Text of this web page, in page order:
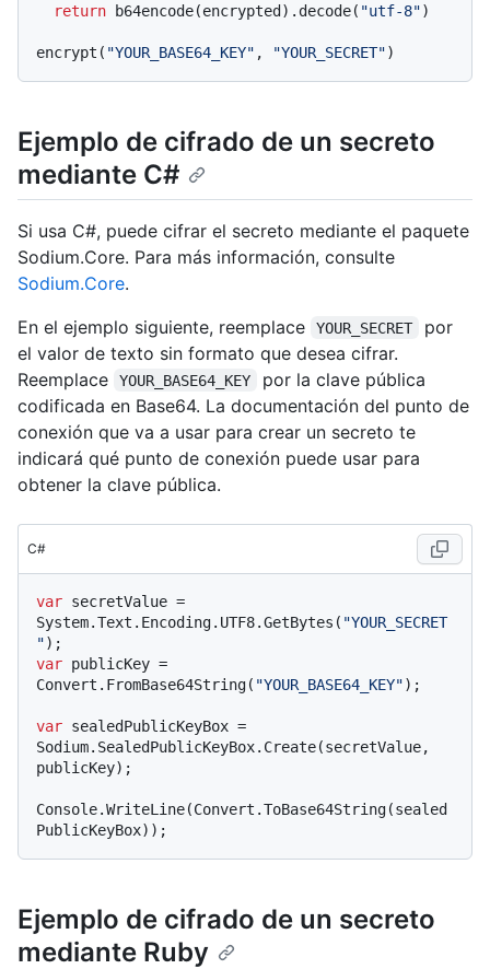
return b64encode(encrypted).decode( "utf-8")
encrypt( "YOUR_BASE64_KEY" , "YOUR_SECRET"
Ejemplo de cifrado de un secreto
mediante C#
Si usa C#, puede cifrar el secreto mediante el paquete
Sodium.Core. Para más información, consulte
Sodium.Core.
En el ejemplo siguiente, reemplace
YOUR_SECRET
por
el valor de texto sin formato que desea cifrar.
Reemplace
YOUR_BASE64_KEY
por la clave pública
codificada en Base64. La documentación del punto de
conexión que va a usar para crear un secreto te
indicará qué punto de conexión puede usar para
obtener la clave pública.
C#
var secretValue =
System.Text.Encoding.UTF8.GetBytes( "YOUR_SECRET
"
var publicKey =
Convert.FromBase64String( "YOUR_BASE64_KEY");
var sealedPublicKeyBox =
Sodium.SealedPublicKeyBox.Create(secretValue,
publicKey);
Console.WriteLine(Convert.ToBase64String(sealed
Ejemplo de cifrado de un secreto
mediante Ruby